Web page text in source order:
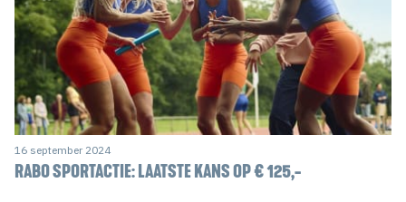
16 september 2024
RABO SPORTACTIE: LAATSTE KANS OP € 125,-